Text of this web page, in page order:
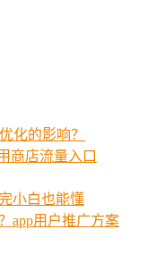
化的影响？
商店流量入口
小白也能懂
app用户推广方案